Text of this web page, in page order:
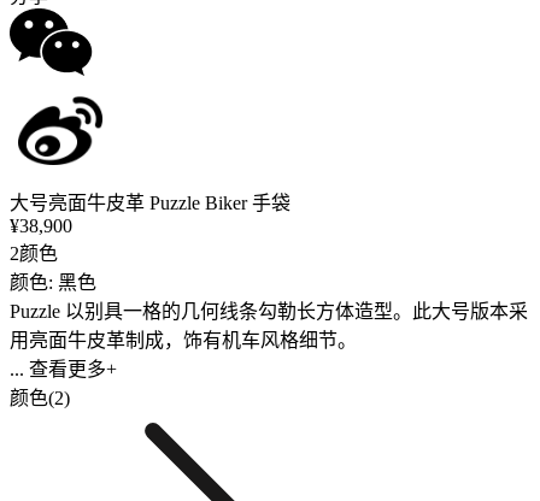
大号亮面牛皮革 Puzzle Biker 手袋
¥38,900
2颜色
颜色: 黑色
Puzzle 以别具一格的几何线条勾勒长方体造型。此大号版本采
用亮面牛皮革制成，饰有机车风格细节。
... 查看更多+
颜色(2)